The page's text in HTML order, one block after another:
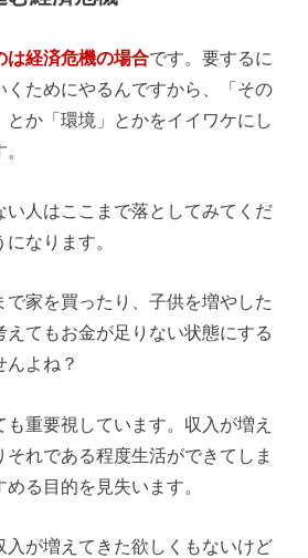
は経済危機の場合です。要するに
くためにやるんですから、「その
とか「環境」とかをイイワケにし
い人はここまで落としてみてくだ
なります。
家を買ったり、子供を増やした
えてもお金が足りない状態にする
んよね？
重要視しています。収入が増え
れである程度生活ができてしま
る目的を見失います。
入が増えてきた欲しくもないけど